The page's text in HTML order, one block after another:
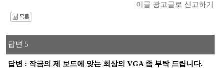
이글 광고글로 신고하기
답변 5
답변 : 작금의 제 보드에 맞는 최상의 VGA 좀 부탁 드립니다.